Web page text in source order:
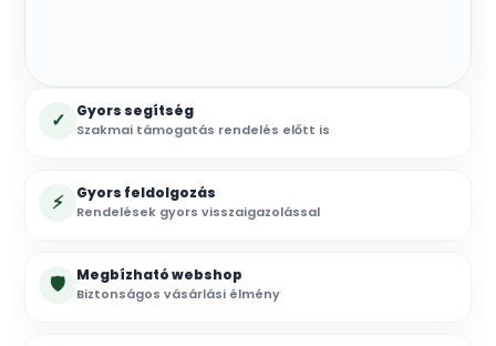
✓ Gyors segítség
Szakmai támogatás rendelés előtt is
⚡ Gyors feldolgozás
Rendelések gyors visszaigazolással
🛡 Megbízható webshop
Biztonságos vásárlási élmény